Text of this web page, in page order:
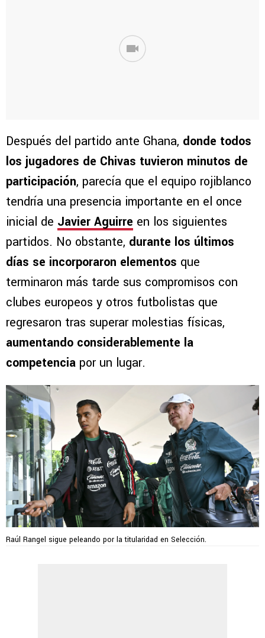
Después del partido ante Ghana, donde todos
los jugadores de Chivas tuvieron minutos de
participación, parecía que el equipo rojiblanco
tendría una presencia importante en el once
inicial de Javier Aguirre en los siguientes
partidos. No obstante, durante los últimos
días se incorporaron elementos que
terminaron más tarde sus compromisos con
clubes europeos y otros futbolistas que
regresaron tras superar molestias físicas,
aumentando considerablemente la
competencia por un lugar.
Raúl Rangel sigue peleando por la titularidad en Selección.